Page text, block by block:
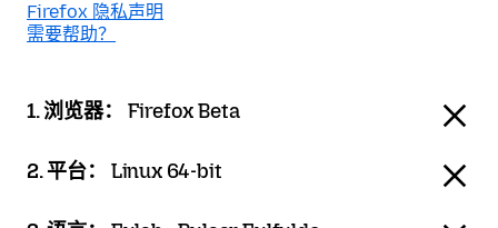
Firefox 隐私声明
需要帮助？
1. 浏览器： Firefox Beta
2. 平台： Linux 64-bit